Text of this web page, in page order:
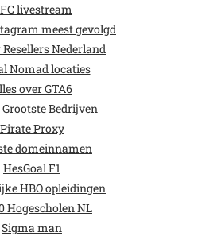
livestream
meest gevolgd
Nederland
Nomad locaties
over GTA6
Grootste Bedrijven
Pirate Proxy
domeinnamen
HesGoal F1
HBO opleidingen
Hogescholen NL
Sigma man